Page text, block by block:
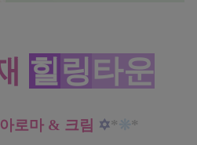
힐 링타운
로마 & 크림 ✡* *